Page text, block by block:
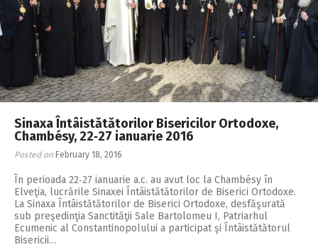
Sinaxa Întâistătătorilor Bisericilor Ortodoxe,
Chambésy, 22‑27 ianuarie 2016
Posted on February 18, 2016
În perioada 22‑27 ianua­rie a.c. au avut loc la Chambésy în
Elveţia, lucrările Sinaxei Întâistătătorilor de Biserici Ortodoxe.
La Sinaxa Întâistătătorilor de Biserici Ortodoxe, desfăşurată
sub preşedinţia Sanctităţii Sale Bartolomeu I, Patriarhul
Ecumenic al Constantinopolului a participat şi Întâistătătorul
Bisericii…